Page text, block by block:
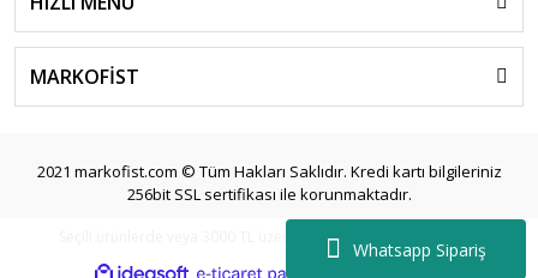
Whatsapp Sipariş
MARKOFİST
2021 markofist.com © Tüm Hakları Saklıdır. Kredi kartı bilgileriniz
256bit SSL sertifikası ile korunmaktadır.
Seçili ürünlerde veya 3000 TL üzeri siparişlerde ücretsiz kargo.
ideasoft